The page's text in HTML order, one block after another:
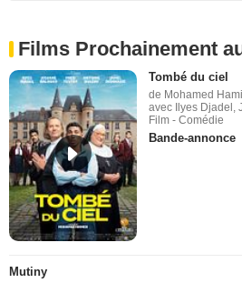
Films Prochainement
Tombé du ciel
de Mohamed
avec Ilyes Djadel,
Film - Comédie
Bande-annonce
Mutiny